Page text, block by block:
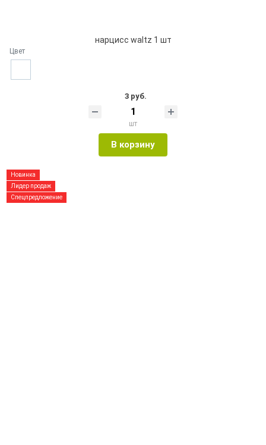
нарцисс waltz 1 шт
Цвет
3 руб.
шт
В корзину
Новинка
Лидер продаж
Спецпредложение